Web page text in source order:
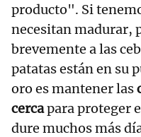
producto". Si
necesitan madurar,
brevemente a las
patatas están en su
oro es mantener las
cercapara proteger
dure muchos más